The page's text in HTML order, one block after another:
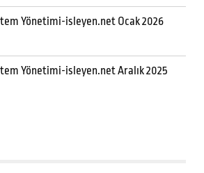
Yönetimi-isleyen.net Ocak 2026
Yönetimi-isleyen.net Aralık 2025